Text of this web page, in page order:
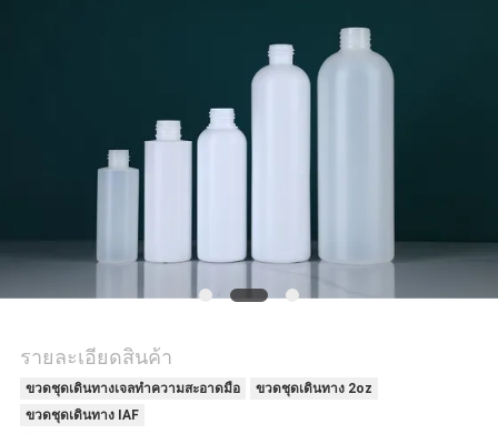
รายละเอียดสินค้า
ขวดชุดเดินทางเจลทำความสะอาดมือ
ขวดชุดเดินทาง 2oz
ขวดชุดเดินทาง IAF